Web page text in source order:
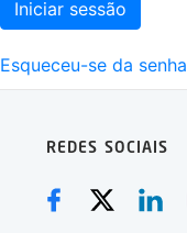
Iniciar sessão
Esqueceu-se da senha
REDES SOCIAIS